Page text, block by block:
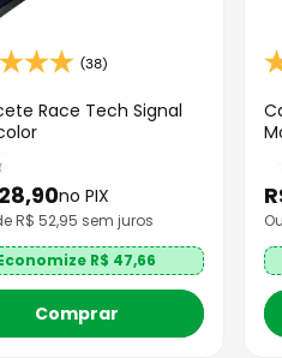
(38)
Race Tech Signal
,90no PIX
R$52,95 sem juros
R$ 47,66
Comprar
Ou